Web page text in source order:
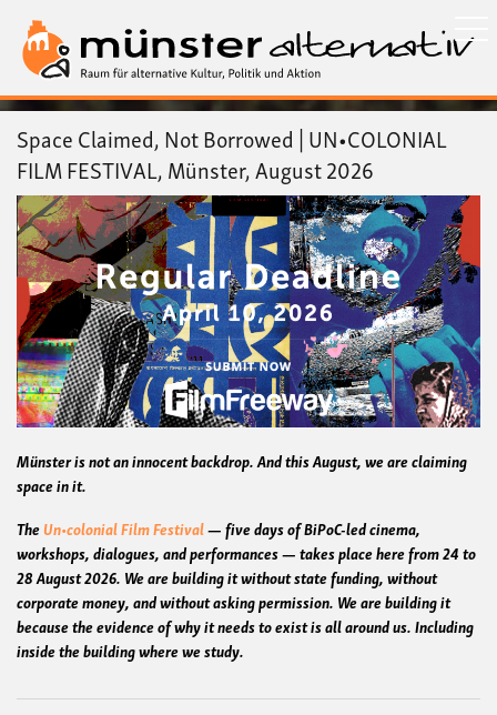
zum
Inhalt
Space Claimed, Not Borrowed | UN•COLONIAL
FILM FESTIVAL, Münster, August 2026
Münster is not an innocent backdrop. And this August, we are claiming
space in it.
TheUn•colonial Film Festival— five days of BiPoC-led cinema,
workshops, dialogues, and performances — takes place here from 24 to
28 August 2026. We are building it without state funding, without
corporate money, and without asking permission. We are building it
because the evidence of why it needs to exist is all around us. Including
inside the building where we study.